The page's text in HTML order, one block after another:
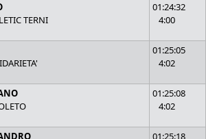
TERNI
01:24:32
4:00
01:25:05
4:02
01:25:08
4:02
01:25:18